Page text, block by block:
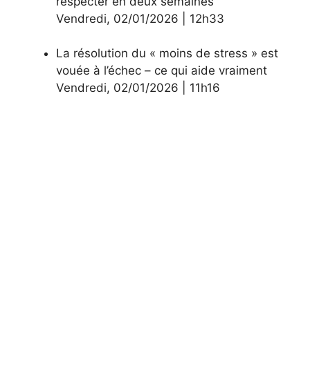
Vendredi, 02/01/2026 12h33
La résolution du « moins de stress » est
vouée à l’échec – ce qui aide vraiment
Vendredi, 02/01/2026 11h16